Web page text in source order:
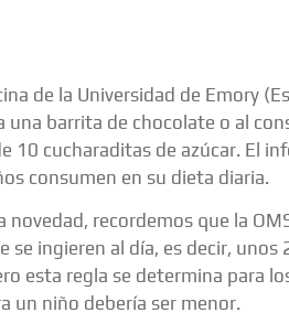
de la Universidad de Emory
una barrita de chocolate o al
cucharaditas de azúcar. El
consumen en su dieta diaria.
recordemos que la
ingieren al día, es decir,
esta regla se determina para
un niño debería ser menor.